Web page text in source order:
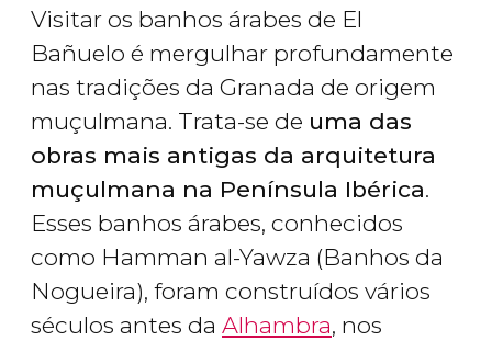
Visitar os banhos árabes de El
Bañuelo é mergulhar profundamente
nas tradições da Granada de origem
muçulmana. Trata-se de uma das
obras mais antigas da arquitetura
muçulmana na Península Ibérica.
Esses banhos árabes, conhecidos
como Hamman al-Yawza (Banhos da
Nogueira), foram construídos vários
séculos antes da Alhambra, nos